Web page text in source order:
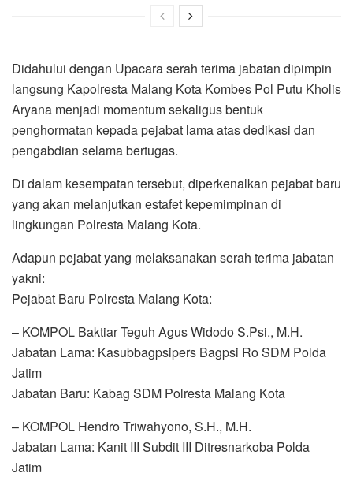
Didahului dengan Upacara serah terima jabatan dipimpin
langsung Kapolresta Malang Kota Kombes Pol Putu Kholis
Aryana menjadi momentum sekaligus bentuk
penghormatan kepada pejabat lama atas dedikasi dan
pengabdian selama bertugas.
Di dalam kesempatan tersebut, diperkenalkan pejabat baru
yang akan melanjutkan estafet kepemimpinan di
lingkungan Polresta Malang Kota.
Adapun pejabat yang melaksanakan serah terima jabatan
yakni:
Pejabat Baru Polresta Malang Kota:
– KOMPOL Baktiar Teguh Agus Widodo S.Psi., M.H.
Jabatan Lama: Kasubbagpsipers Bagpsi Ro SDM Polda
Jatim
Jabatan Baru: Kabag SDM Polresta Malang Kota
– KOMPOL Hendro Triwahyono, S.H., M.H.
Jabatan Lama: Kanit III Subdit III Ditresnarkoba Polda
Jatim